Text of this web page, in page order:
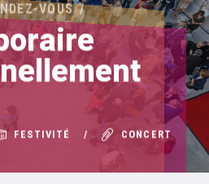
VOUS
FESTIVITÉ CONCERT